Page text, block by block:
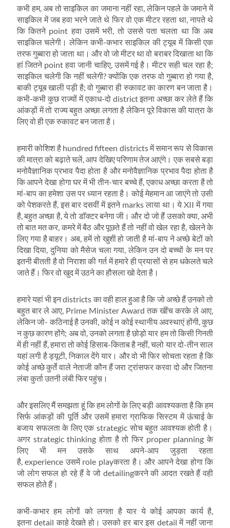
कभी हम, अब तो साइकिल का जमाना नहीं रहा, लेकिन पहले के जमाने में
साइकिल में जब हवा भरने जाते थे फिर वो एक मीटर रहता था, नापते थे
कि कितने point हवा उसमें भरी, तो उससे पता चलता था कि अब
साइकिल चलेगी। लेकिन कभी-कभार साइकिल की ट्यूब में किसी एक
तरफ गुब्‍बारा हो जाता था। और वो जो मीटर था वो बराबर दिखाता था कि
हां जितने point हवा जानी चाहिए, उसमें गई है। मीटर सही चल रहा है;
साइकिल चलेगी कि नहीं चलेगी? क्‍योंकि एक तरफ वो गुब्‍बारा हो गया है,
बाकी ट्यूब खाली पड़ी है; वो गुब्‍बारा ही रुकावट का कारण बन जाता है।
कभी-कभी कुछ राज्‍यों में एकाध-दो district इतना अच्‍छा कर लेते हैं कि
आंकड़ों में तो राज्‍य बहुत अच्‍छा लगता है लेकिन पूरे विकास की यात्रा के
लिए वो ही एक रुकावट बन जाता है।
हमारी कोशिश है hundred fifteen districts में समान रूप से विकास
की मात्रा को बढ़ाते चलें, आप देखिए परिणाम तेज आएंगे। एक सबसे बड़ा
मनोवैज्ञानिक प्रभाव पैदा होता है और मनोवैज्ञानिक प्रभाव पैदा होता है
कि आपने देखा होगा घर में भी तीन-चार बच्‍चे हैं, एकाध अच्‍छा करता है तो
मां-बाप का हमेशा उस पर ध्‍यान रहता है। कोई मेहमान आ जाएंगे तो उसी
को पेशकरते हैं, इस बार दसवीं में इतने marks लाया था। ये XII में गया
है, बहुत अच्‍छा है, ये तो डॉक्‍टर बनेगा जी। और दो जो हैं उसको क्‍या, अभी
तो बात मत कर, कमरे में बैठ और पूछते हैं तो नहीं वो खेल रहा है, खेलने के
लिए गया है बाहर। अब, हमें तो खुशी हो जाती है मां-बाप ने अच्‍छे बेटों को
दिखा दिया, दुनिया को मैसेज चला गया, लेकिन उन दो बच्‍चों के मन पर
इतनी बीतती है वो निराशा की गर्त में हमारे ही प्रयासों से हम धकेलते चले
जाते हैं। फिर वो खुद में उठने का हौसला खो देता है।
हमारे यहां भी इन districts का वही हाल हुआ है कि जो अच्‍छे हैं उनको तो
बहुत बार ले आए, Prime Minister Award तक खींच करके ले आए,
लेकिन जो- कठिनाई है उनकी, कोई न कोई स्‍थानीय अवस्‍थाएं होंगी, कुछ
न कुछ कारण होंगे; अब वो, उनको लगता है छोड़ो यार हम तो किसी गिनती
में ही नहीं हैं, हमारा तो कोई हिसाब-किताब है नहीं, चलो यार दो-तीन साल
यहां लगी है ड्यूटी, निकाल देंगे यार। और वो भी फिर सोचता रहता है कि
कोई अच्‍छे कुर्ते वाले नेताजी कौन हैं जरा ट्रांसफर करवा दो और जितना
लंबा कुर्ता उतनी लंबी फिर पहुंच़।
और इसलिए मैं समझता हूं कि हम लोगों के लिए बड़ी आवश्‍यकता है कि हम
सिर्फ आंकड़ों की पूर्ति और उसमें हमारा ग्राफिक सिस्‍टम में ऊंचाई के
बजाय सफलता के लिए एक strategic सोच बहुत आवश्‍यक होती है।
अगर strategic thinking होता है तो फिर proper planning के
लिए भी मन उसके साथ अपने-आप जुड़ता रहता
है, experience उसमें role playकरता है। और आपने देखा होगा कि
जो लोग सफल हो रहे हैं वे जो detailingकरने की आदत रखते हैं वही
सफल होते हैं।
कभी-कभार हम लोगों को लगता है यार ये कोई आपका कार्य है,
इतना detail काहे देखते हो। उसको हर बार इस detail में नहीं जाना